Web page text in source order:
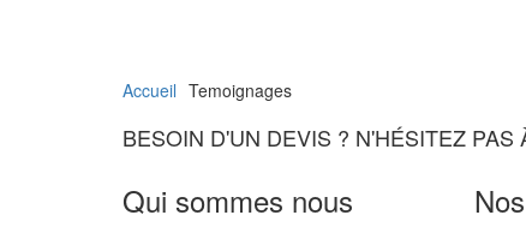
Accueil Temoignages
BESOIN D'UN DEVIS ? N'HÉSITEZ
Qui sommes nous